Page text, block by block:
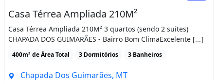
Casa Térrea Ampliada 210M²
Casa Térrea Ampliada 210M² 3 quartos (sendo 2 suítes)
CHAPADA DOS GUIMARÃES - Bairro Bom ClimaExcelente [...]
400m² de Área Total 3 Dormitórios 3 Banheiros
Chapada Dos Guimarães, MT